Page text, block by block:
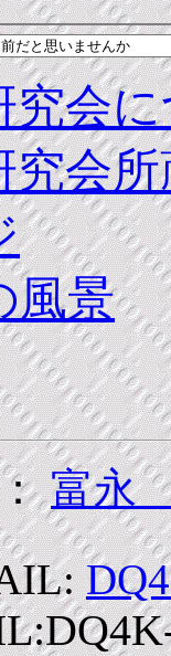
究会
会
風景
富永